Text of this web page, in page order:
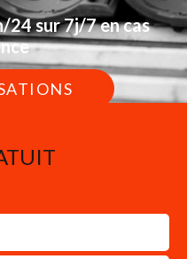
24 sur 7j/7 en cas